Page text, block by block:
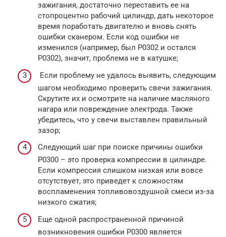
зажигания, достаточно переставить ее на
стопроцентно рабочий цилиндр, дать некоторое
время поработать двигателю и вновь снять
ошибки сканером. Если код ошибки не
изменился (например, был P0302 и остался
P0302), значит, проблема не в катушке;
Если проблему не удалось выявить, следующим
шагом необходимо проверить свечи зажигания.
Скрутите их и осмотрите на наличие масляного
нагара или повреждение электрода. Также
убедитесь, что у свечи выставлен правильный
зазор;
Следующий шаг при поиске причины ошибки
P0300 – это проверка компрессии в цилиндре.
Если компрессия слишком низкая или вовсе
отсутствует, это приведет к сложностям
воспламенения топливовоздушной смеси из-за
низкого сжатия;
Еще одной распространенной причиной
возникновения ошибки P0300 является